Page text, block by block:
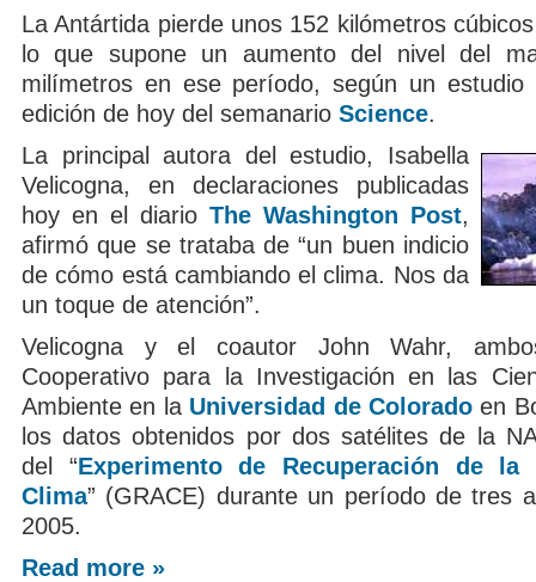
La Antártida pierde unos 152 kilómetros
lo que supone un aumento del nivel del
milímetros en ese período, según un estudio
edición de hoy del semanario Science.
La principal autora del estudio, Isabella
Velicogna, en declaraciones publicadas
hoy en el diario The Washington Post,
afirmó que se trataba de “un buen indicio
de cómo está cambiando el clima. Nos da
un toque de atención”.
Velicogna y el coautor John Wahr,
Cooperativo para la Investigación en las
Ambiente en la Universidad de Coloradoen
los datos obtenidos por dos satélites de la
del “Experimento de Recuperación de
Clima” (GRACE) durante un período de tres
2005.
Read more »